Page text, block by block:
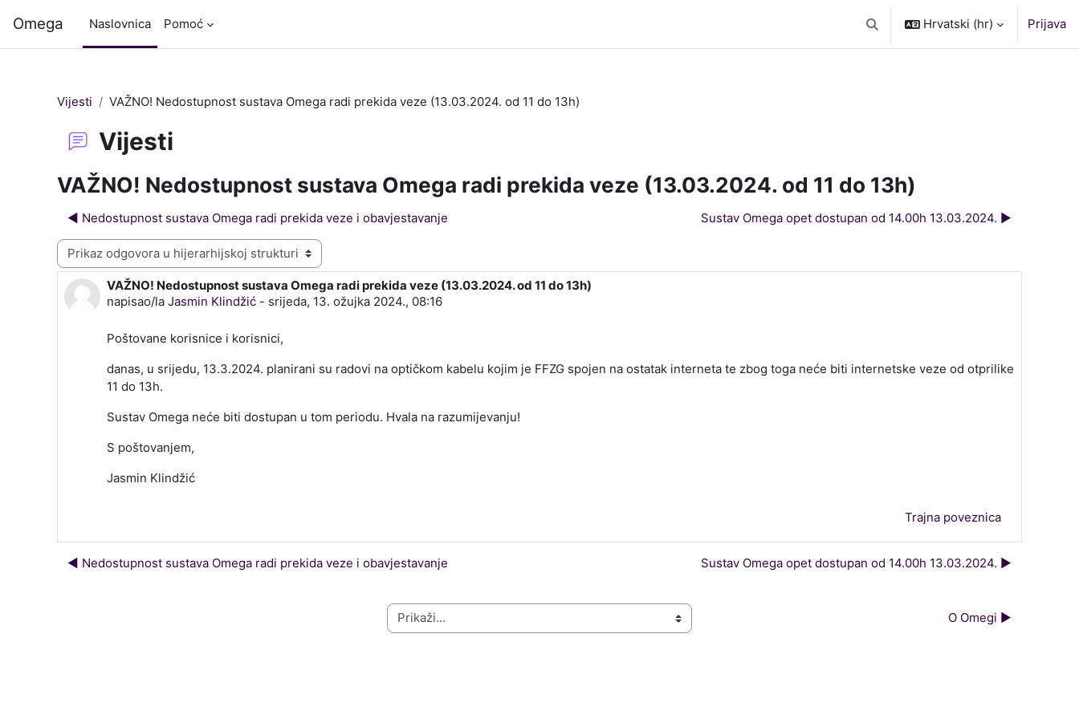
Omega Naslovnica Pomoć Toggle search input
Hrvatski ‎(hr)‎ Prijava
Vijesti VAŽNO! Nedostupnost sustava Omega radi prekida veze (13.03.2024. od 11 do 13h)
Vijesti
VAŽNO! Nedostupnost sustava Omega radi prekida veze (13.03.2024. od 11 do 13h)
◀︎ Nedostupnost sustava Omega radi prekida veze i obavjestavanje
Sustav Omega opet dostupan od 14.00h 13.03.2024. ▶︎
Način prikaza
VAŽNO! Nedostupnost sustava Omega radi prekida veze (13.03.2024. od 11 do 13h)
napisao/la Jasmin Klindžić - srijeda, 13. ožujka 2024., 08:16
Broj odgovora: 0
Poštovane korisnice i korisnici,
danas, u srijedu, 13.3.2024. planirani su radovi na optičkom kabelu kojim je FFZG spojen na ostatak interneta te zbog toga neće biti internetske veze od otprilike
11 do 13h.
Sustav Omega neće biti dostupan u tom periodu. Hvala na razumijevanju!
S poštovanjem,
Jasmin Klindžić
Trajna poveznica
◀︎ Nedostupnost sustava Omega radi prekida veze i obavjestavanje Sustav Omega opet dostupan od 14.00h 13.03.2024. ▶︎
Prikaži... O Omegi ▶︎